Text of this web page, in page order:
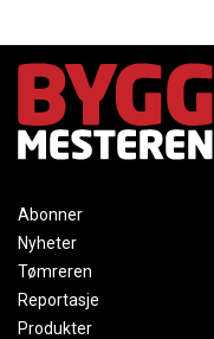
Abonner
Nyheter
Tømreren
Reportasje
Produkter